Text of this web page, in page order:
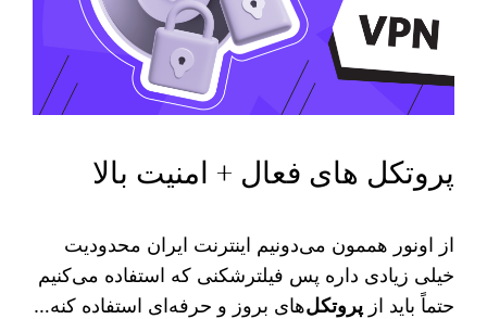
پروتکل های فعال + امنیت بالا
از اونور هممون می‌دونیم اینترنت ایران محدودیت
خیلی زیادی داره پس فیلترشکنی که استفاده می‌کنیم
حتماً باید ازپروتکل‌های بروز و حرفه‌ای استفاده کنه…